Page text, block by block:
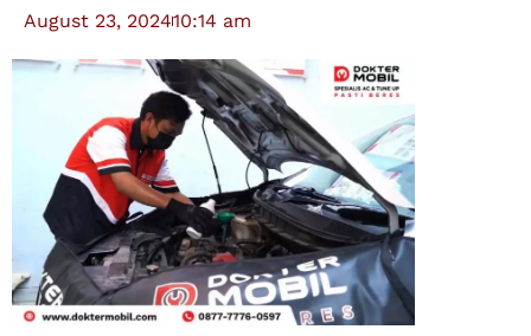
August 23, 202410:14 am